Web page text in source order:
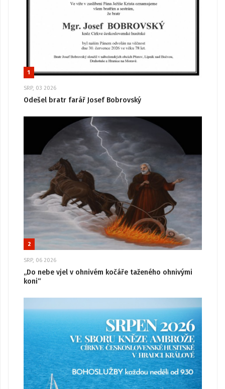
1
SRP, 03 2026
Odešel bratr farář Josef Bobrovský
2
SRP, 06 2026
„Do nebe vjel v ohnivém kočáře taženého ohnivými
koni“